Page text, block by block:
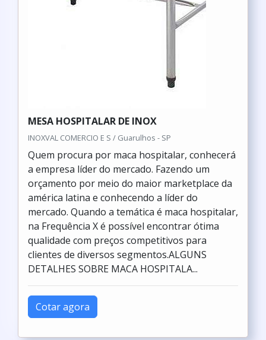
MESA HOSPITALAR DE INOX
INOXVAL COMERCIO E S / Guarulhos - SP
Quem procura por maca hospitalar, conhecerá
a empresa líder do mercado. Fazendo um
orçamento por meio do maior marketplace da
américa latina e conhecendo a líder do
mercado. Quando a temática é maca hospitalar,
na Frequência X é possível encontrar ótima
qualidade com preços competitivos para
clientes de diversos segmentos.ALGUNS
DETALHES SOBRE MACA HOSPITALA...
Cotar agora